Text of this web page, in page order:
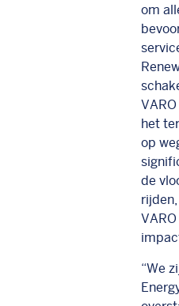
om
het
op
de
“We